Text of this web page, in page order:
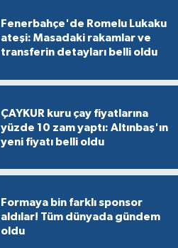
Fenerbahçe'de Romelu Lukaku
ateşi: Masadaki rakamlar ve
transferin detayları belli oldu
ÇAYKUR kuru çay fiyatlarına
yüzde 10 zam yaptı: Altınbaş'ın
yeni fiyatı belli oldu
Formaya bin farklı sponsor
aldılar! Tüm dünyada gündem
oldu